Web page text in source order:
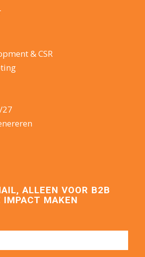
& CSR
27
ALLEEN VOOR B2B
IMPACT MAKEN